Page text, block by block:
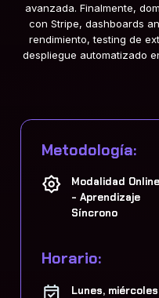
avanzada. Finalmente,
con Stripe, dashboards
rendimiento, testing de
despliegue automatizado
Metodología:
Modalidad Online
- Aprendizaje
Síncrono
Horario:
Lunes,